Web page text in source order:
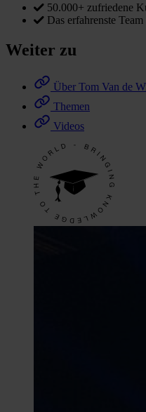
50.000+ zufriedene
Das erfahrenste
Weiter zu
Über Tom Van de
Themen
Videos